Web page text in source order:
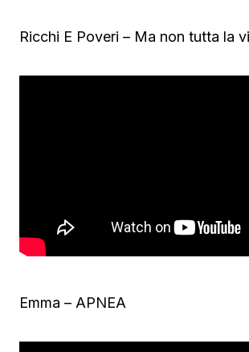
Ricchi E Poveri – Ma non tutta la
Emma – APNEA